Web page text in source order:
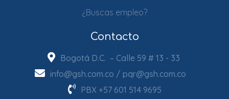
¿Buscas empleo?
Contacto
Bogotá D.C. – Calle 59 # 13 - 33
info@gsh.com.co / pqr@gsh.com.co
PBX +57 601 514 9695